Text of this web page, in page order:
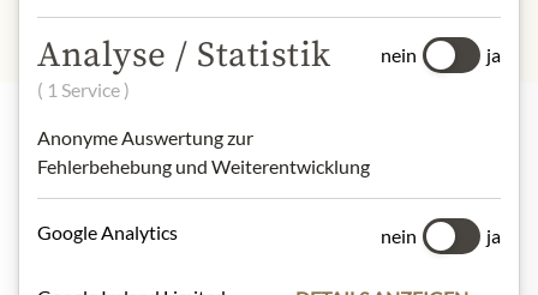
Highlights aus unserem Sortiment
Analyse / Statistik
( 1 Service )
Anonyme Auswertung zur
Fehlerbehebung und Weiterentwicklung
nein ja
Google Analytics nein ja